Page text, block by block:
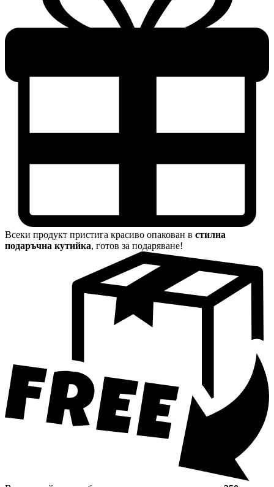
Всеки продукт пристига красиво опакован в стилна
подаръчна кутийка, готов за подаряване!